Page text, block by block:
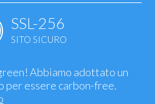
SSL-256
SITO SICURO
Abbiamo adottato un
per essere carbon-free.